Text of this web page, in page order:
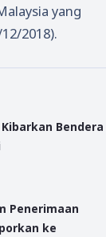
yang
2018).
Bendera
Penerimaan
ke